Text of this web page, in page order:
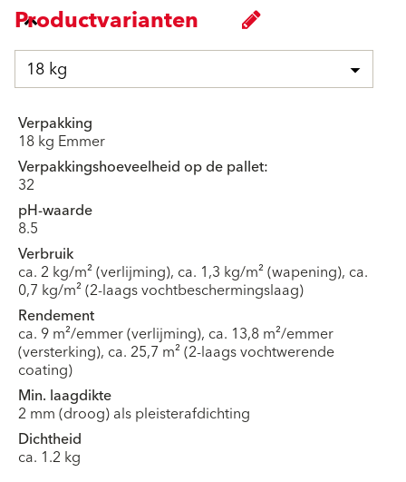
Productvarianten
18 kg
Verpakking
18 kg Emmer
Verpakkingshoeveelheid op de pallet:
32
pH-waarde
8.5
Verbruik
ca. 2 kg/m² (verlijming), ca. 1,3 kg/m² (wapening), ca.
0,7 kg/m² (2-laags vochtbeschermingslaag)
Rendement
ca. 9 m²/emmer (verlijming), ca. 13,8 m²/emmer
(versterking), ca. 25,7 m² (2-laags vochtwerende
coating)
Min. laagdikte
2 mm (droog) als pleisterafdichting
Dichtheid
ca. 1.2 kg